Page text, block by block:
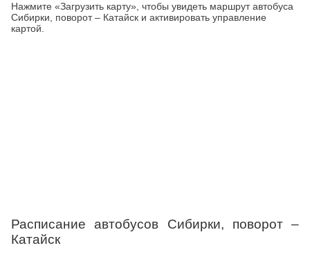
Нажмите «Загрузить карту», чтобы увидеть маршрут автобуса
Сибирки, поворот – Катайск и активировать управление
картой.
Расписание автобусов Сибирки, поворот –
Катайск